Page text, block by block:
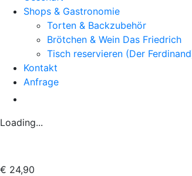
Shops & Gastronomie
Torten & Backzubehör
Brötchen & Wein Das Friedrich
Tisch reservieren (Der
Kontakt
Anfrage
Loading...
€ 24,90